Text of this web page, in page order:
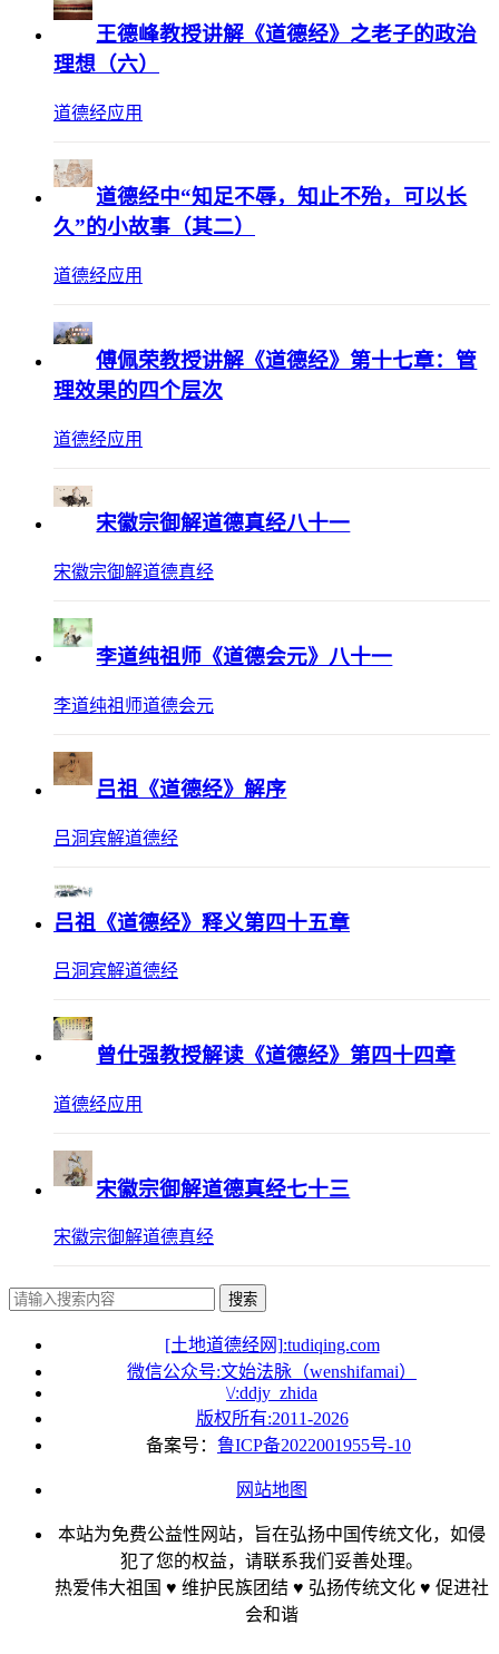
王德峰教授讲解《道德经》之老子的政治
理想（六）
道德经应用
道德经中“知足不辱，知止不殆，可以长
久”的小故事（其二）
道德经应用
傅佩荣教授讲解《道德经》第十七章：管
理效果的四个层次
道德经应用
宋徽宗御解道德真经八十一
宋徽宗御解道德真经
李道纯祖师《道德会元》八十一
李道纯祖师道德会元
吕祖《道德经》解序
吕洞宾解道德经
吕祖《道德经》释义第四十五章
吕洞宾解道德经
曾仕强教授解读《道德经》第四十四章
道德经应用
宋徽宗御解道德真经七十三
宋徽宗御解道德真经
搜索
[土地道德经网]:tudiqing.com
微信公众号:文始法脉（wenshifamai）
\/:ddjy_zhida
版权所有:2011-2026
备案号： 鲁ICP备2022001955号-10
网站地图
本站为免费公益性网站，旨在弘扬中国传统文化，如侵
犯了您的权益，请联系我们妥善处理。
热爱伟大祖国 ♥ 维护民族团结 ♥ 弘扬传统文化 ♥ 促进社
会和谐